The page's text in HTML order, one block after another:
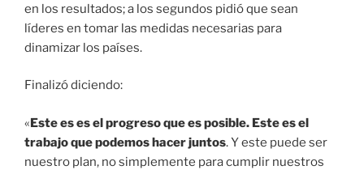
en los resultados; a los segundos pidió que sean
líderes en tomar las medidas necesarias para
dinamizar los países.
Finalizó diciendo:
«Este es es el progreso que es posible. Este es el
trabajo que podemos hacer juntos. Y este puede ser
nuestro plan, no simplemente para cumplir nuestros